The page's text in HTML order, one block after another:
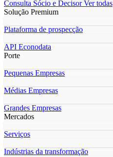
Consulta Sócio e DecisorVer todas
Solução Premium
Plataforma de prospecção
API Econodata
Porte
Pequenas Empresas
Médias Empresas
Grandes Empresas
Mercados
Serviços
Indústrias da transformação